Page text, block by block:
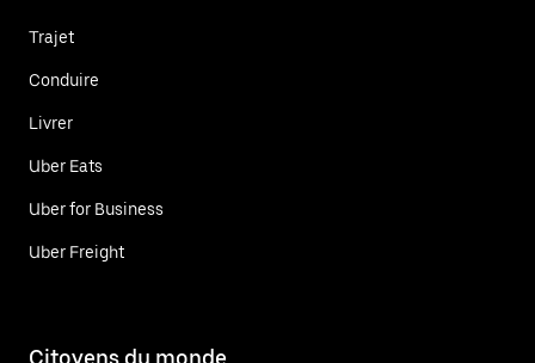
Trajet
Conduire
Livrer
Uber Eats
Uber for Business
Uber Freight
Citoyens du monde